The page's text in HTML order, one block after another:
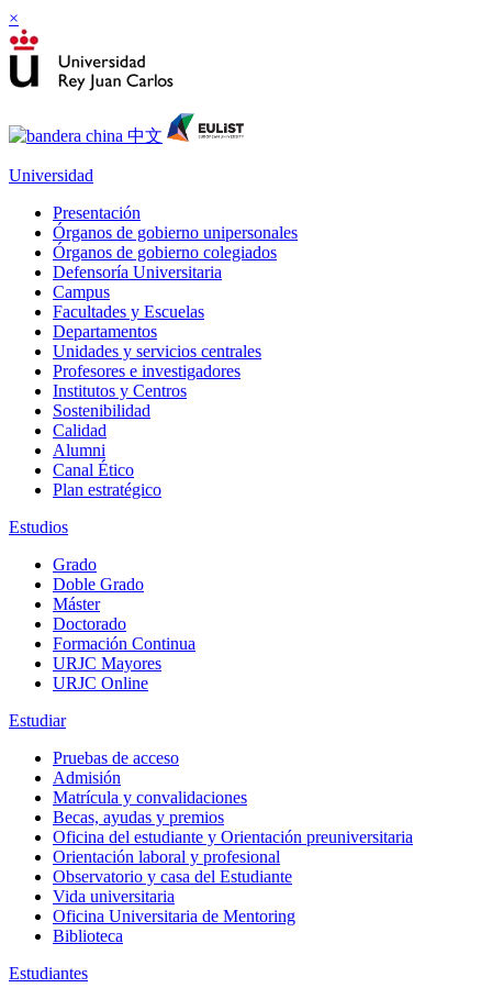
×
Universidad
Presentación
Órganos de gobierno unipersonales
Órganos de gobierno colegiados
Defensoría Universitaria
Campus
Facultades y Escuelas
Departamentos
Unidades y servicios centrales
Profesores e investigadores
Institutos y Centros
Sostenibilidad
Calidad
Alumni
Canal Ético
Plan estratégico
Estudios
Grado
Doble Grado
Máster
Doctorado
Formación Continua
URJC Mayores
URJC Online
Estudiar
Pruebas de acceso
Admisión
Matrícula y convalidaciones
Becas, ayudas y premios
Oficina del estudiante y Orientación preuniversitaria
Orientación laboral y profesional
Observatorio y casa del Estudiante
Vida universitaria
Oficina Universitaria de Mentoring
Biblioteca
Estudiantes